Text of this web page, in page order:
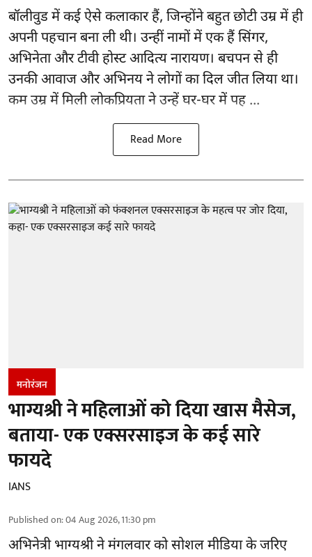
बॉलीवुडमें कई ऐसे कलाकार हैं, जिन्होंने बहुत छोटी उम्र में ही
अपनी पहचान बना ली थी। उन्हीं नामों में एक हैं सिंगर,
अभिनेता और टीवी होस्ट आदित्य नारायण। बचपन से ही
उनकी आवाज और अभिनय ने लोगों का दिल जीत लिया था।
कम उम्र में मिली लोकप्रियता ने उन्हें घर-घर में पह ...
Read More
मनोरंजन
भाग्यश्री ने महिलाओं को दिया खास मैसेज,
बताया- एक एक्सरसाइज के कई सारे
फायदे
IANS
Published on:04 Aug 2026, 11:30 pm
अभिनेत्री भाग्यश्री ने मंगलवार को सोशल मीडिया के जरिए